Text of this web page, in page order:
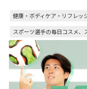
健康・ボディケア・リフレッ
スポーツ選手の毎日コスメ、